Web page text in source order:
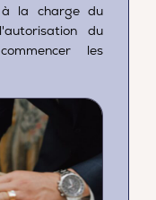
la charge du
du
les